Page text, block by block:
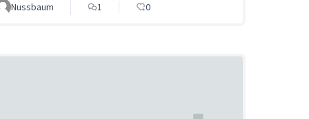
Nussbaum 1 0